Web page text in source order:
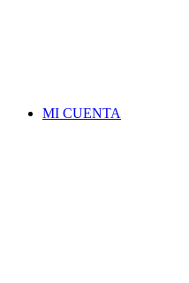
MI CUENTA